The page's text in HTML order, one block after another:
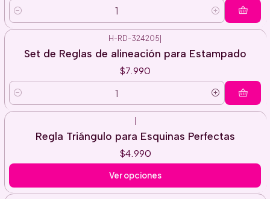
Cantidad
H-RD-324205|
Set de Reglas de alineación para Estampado
$7.990
Cantidad
Regla Triángulo para Esquinas Perfectas
$4.990
Ver opciones